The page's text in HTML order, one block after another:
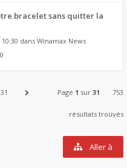
bracelet sans quitter la
dans Winamax News
31 Page 1 sur 31 753
résultats trouvés
Aller à